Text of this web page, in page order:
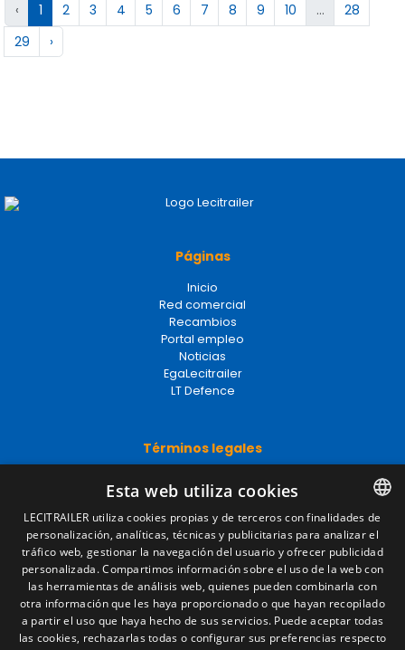
‹ 1 2 3 4 5 6 7 8 9 10 ...
28
29
›
Páginas
Inicio
Red comercial
Recambios
Portal empleo
Noticias
EgaLecitrailer
LT Defence
Términos legales
Política de privacidad
Política de cookies
Condiciones generales de venta
Gestionar cookies
Contacto
Camino de los Huertos, S/N. Apdo 100
SPANISH
ENGLISH
FRENCH
ITALIAN
Esta web utiliza cookies
LECITRAILER utiliza cookies propias y de terceros con finalidades de
personalización, analíticas, técnicas y publicitarias para analizar el
tráfico web, gestionar la navegación del usuario y ofrecer publicidad
personalizada. Compartimos información sobre el uso de la web con
las herramientas de análisis web, quienes pueden combinarla con
otra información que les haya proporcionado o que hayan recopilado
a partir el uso que haya hecho de sus servicios. Puede aceptar todas
las cookies, rechazarlas todas o configurar sus preferencias respecto